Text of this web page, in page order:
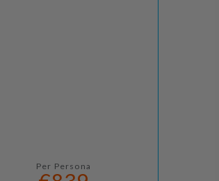
Per Persona